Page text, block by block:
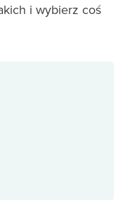
i wybierz coś